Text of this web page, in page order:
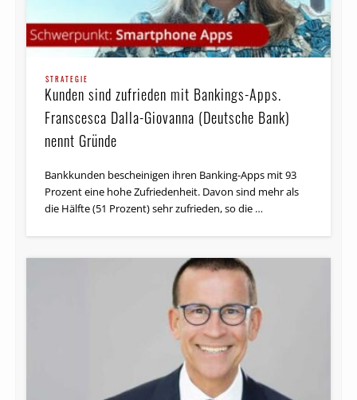
STRATEGIE
Kunden sind zufrieden mit Bankings-Apps.
Franscesca Dalla-Giovanna (Deutsche Bank)
nennt Gründe
Bankkunden bescheinigen ihren Banking-Apps mit 93
Prozent eine hohe Zufriedenheit. Davon sind mehr als
die Hälfte (51 Prozent) sehr zufrieden, so die …